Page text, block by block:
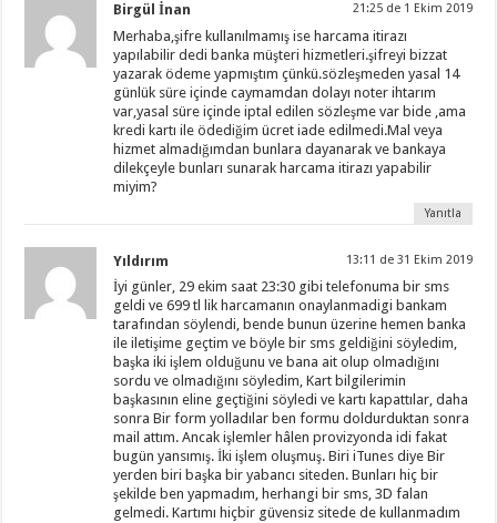
Birgül İnan 21:25 de 1 Ekim 2019
Merhaba,şifre kullanılmamış ise harcama itirazı
yapılabilir dedi banka müşteri hizmetleri.şifreyi bizzat
yazarak ödeme yapmıştım çünkü.sözleşmeden yasal 14
günlük süre içinde caymamdan dolayı noter ihtarım
var,yasal süre içinde iptal edilen sözleşme var bide ,ama
kredi kartı ile ödediğim ücret iade edilmedi.Mal veya
hizmet almadığımdan bunlara dayanarak ve bankaya
dilekçeyle bunları sunarak harcama itirazı yapabilir
miyim?
Yanıtla
Yıldırım 13:11 de 31 Ekim 2019
İyi günler, 29 ekim saat 23:30 gibi telefonuma bir sms
geldi ve 699 tl lik harcamanın onaylanmadigi bankam
tarafından söylendi, bende bunun üzerine hemen banka
ile iletişime geçtim ve böyle bir sms geldiğini söyledim,
başka iki işlem olduğunu ve bana ait olup olmadığını
sordu ve olmadığını söyledim, Kart bilgilerimin
başkasının eline geçtiğini söyledi ve kartı kapattılar, daha
sonra Bir form yolladılar ben formu doldurduktan sonra
mail attım. Ancak işlemler hâlen provizyonda idi fakat
bugün yansımış. İki işlem oluşmuş. Biri iTunes diye Bir
yerden biri başka bir yabancı siteden. Bunları hiç bir
şekilde ben yapmadım, herhangi bir sms, 3D falan
gelmedi. Kartımı hiçbir güvensiz sitede de kullanmadım